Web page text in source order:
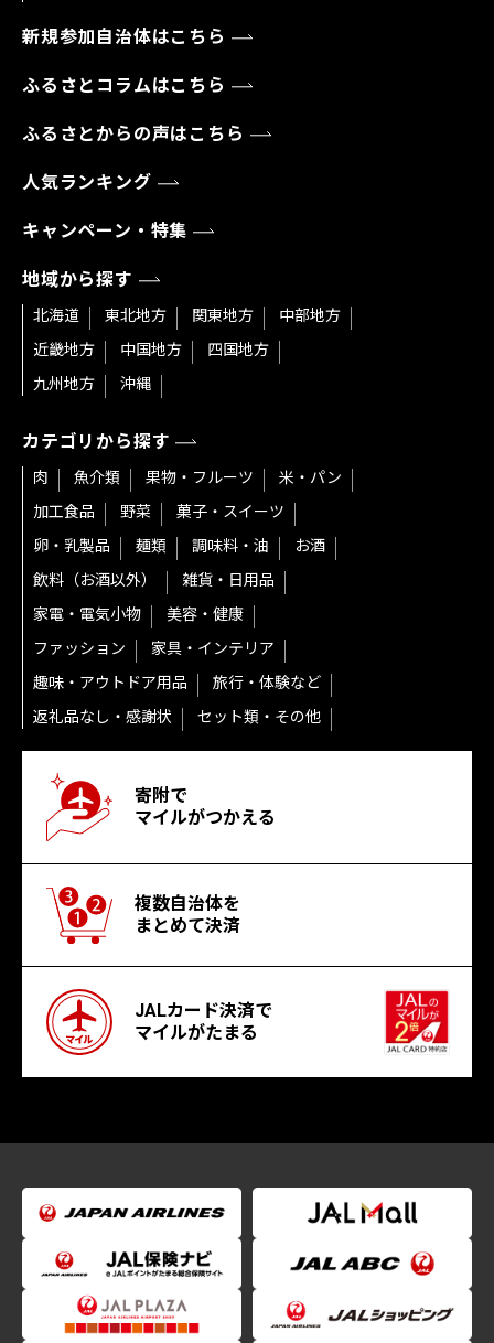
新規参加自治体はこちら
ふるさとコラムはこちら
ふるさとからの声はこちら
人気ランキング
キャンペーン・特集
地域から探す
北海道 東北地方 関東地方
中部地方
近畿地方
中国地方
四国地方
九州地方
沖縄
カテゴリから探す
肉 魚介類 果物・フルーツ
米・パン
加工食品
野菜
菓子・スイーツ
卵・乳製品
麺類 調味料・油
お酒
飲料（お酒以外）
雑貨・日用品
家電・電気小物
美容・健康
ファッション
家具・インテリア
趣味・アウトドア用品
旅行・体験など
返礼品なし・感謝状
セット類・その他
寄附で
マイルがつかえる
複数自治体を
まとめて決済
JALカード決済で
マイルがたまる